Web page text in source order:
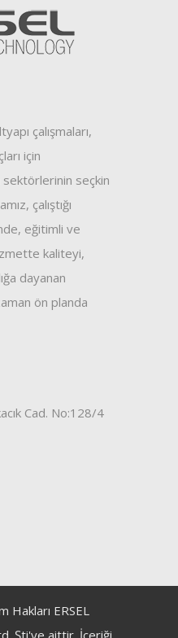
çalışmaları,
için
sektörlerinin seçkin
çalıştığı
eğitimli ve
kaliteyi,
dayanan
ön planda
Cad. No:128/4
ERSEL
Şti'ye aittir. İçeriği